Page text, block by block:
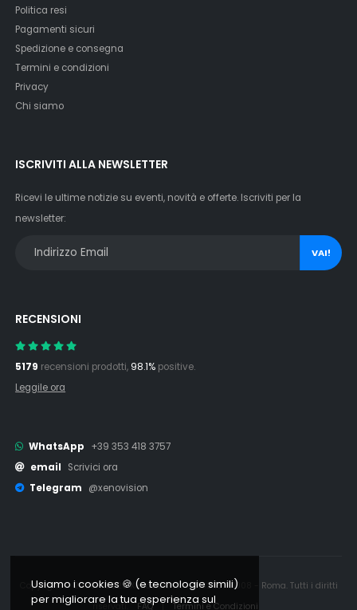
Politica resi
Pagamenti sicuri
Spedizione e consegna
Termini e condizioni
Privacy
Chi siamo
ISCRIVITI ALLA NEWSLETTER
Ricevi le ultime notizie su eventi, novità e offerte. Iscriviti per la
newsletter:
VAI!
RECENSIONI
5179 recensioni prodotti, 98.1% positive.
Leggile ora
WhatsApp
+39 353 418 3757
email
Scrivici ora
Telegram
@xenovision
Copyright © 2006 - 2026 Xenovision.it - IT16245761008 - Roma. Tutti i diritti
riservati.
FAQ | Termini e Condizioni
Usiamo i cookies 🍪 (e tecnologie simili)
per migliorare la tua esperienza sul